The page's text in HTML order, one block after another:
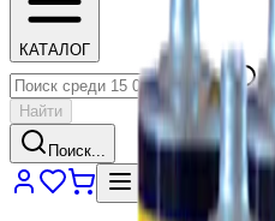
КАТАЛОГ
Найти
Поиск...